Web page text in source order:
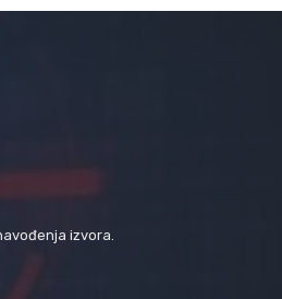
izvora.